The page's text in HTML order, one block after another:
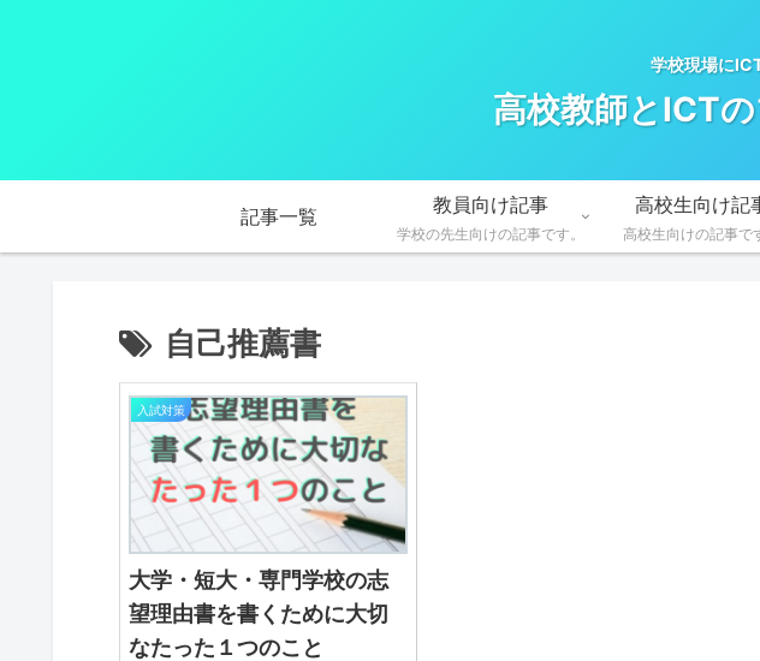
学校現場に
高校教師とICT
記事一覧
教員向け記事
学校の先生向けの記事です。
高校生向け記
高校生向けの記事で
自己推薦書
入試対策
大学・短大・専門学校の志
望理由書を書くために大切
なたった１つのこと